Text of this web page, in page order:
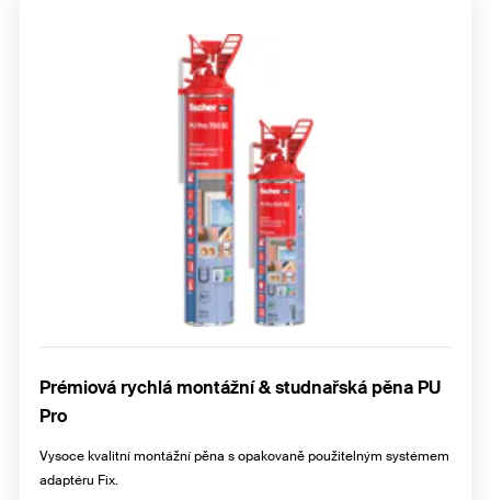
Prémiová rychlá montážní & studnařská pěna PU
Pro
Vysoce kvalitní montážní pěna s opakovaně použitelným systémem
adaptéru Fix.